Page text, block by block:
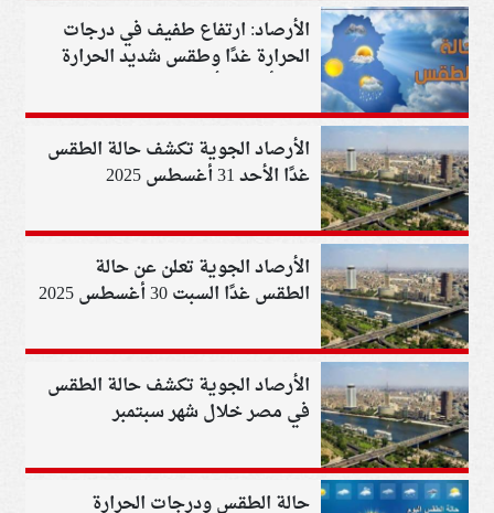
الأرصاد: ارتفاع طفيف في درجات
الحرارة غدًا وطقس شديد الحرارة
على أغلب الأنحاء
الأرصاد الجوية تكشف حالة الطقس
غدًا الأحد 31 أغسطس 2025
الأرصاد الجوية تعلن عن حالة
الطقس غدًا السبت 30 أغسطس 2025
الأرصاد الجوية تكشف حالة الطقس
في مصر خلال شهر سبتمبر
حالة الطقس ودرجات الحرارة